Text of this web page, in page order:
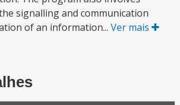
signalling and communication
of an information... Ver mais